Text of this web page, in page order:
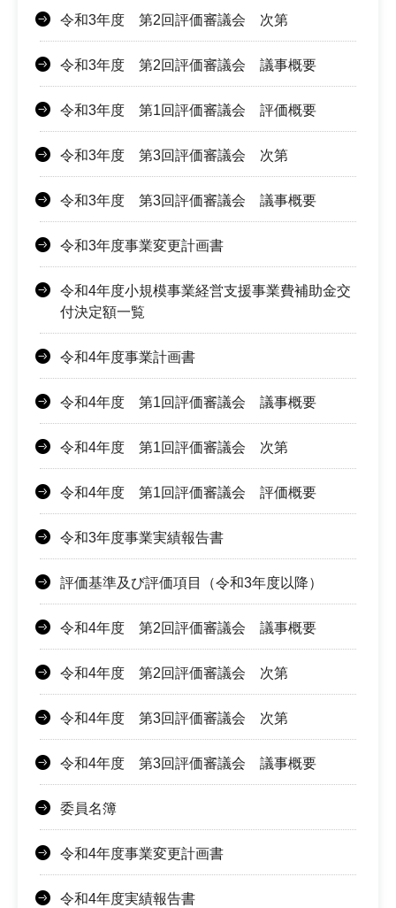
令和3年度 第2回評価審議会 次第
令和3年度 第2回評価審議会 議事概要
令和3年度 第1回評価審議会 評価概要
令和3年度 第3回評価審議会 次第
令和3年度 第3回評価審議会 議事概要
令和3年度事業変更計画書
令和4年度小規模事業経営支援事業費補助金交
付決定額一覧
令和4年度事業計画書
令和4年度 第1回評価審議会 議事概要
令和4年度 第1回評価審議会 次第
令和4年度 第1回評価審議会 評価概要
令和3年度事業実績報告書
評価基準及び評価項目（令和3年度以降）
令和4年度 第2回評価審議会 議事概要
令和4年度 第2回評価審議会 次第
令和4年度 第3回評価審議会 次第
令和4年度 第3回評価審議会 議事概要
委員名簿
令和4年度事業変更計画書
令和4年度実績報告書